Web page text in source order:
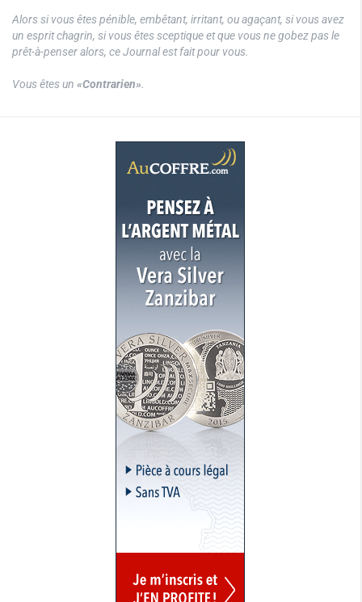
Alors si vous êtes pénible, embêtant, irritant, ou agaçant, si vous avez
un esprit chagrin, si vous êtes sceptique et que vous ne gobez pas le
prêt-à-penser alors, ce Journal est fait pour vous.
Vous êtes un «Contrarien».